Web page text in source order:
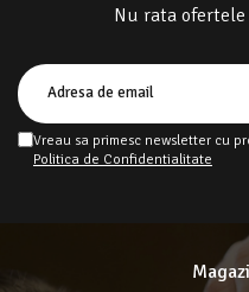
Nu rata
Vreau sa primesc newsletter cu
Politica de Confidentialitate